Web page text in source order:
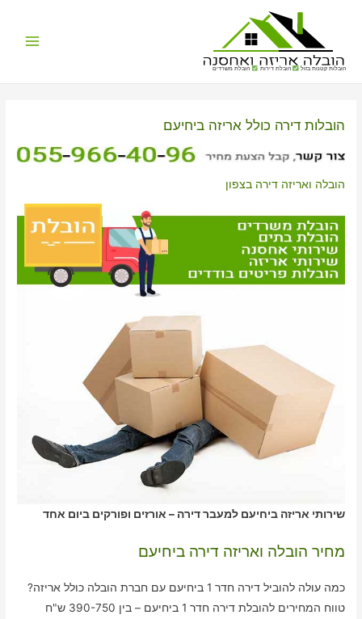
הובלות קטנות בזול הובלת דירות הובלת משרדים
הובלות דירה כולל אריזה ביחיעם
הובלה ואריזה דירה בצפון
שירותי אריזה ביחיעם למעבר דירה – אורזים ופורקים ביום אחד
מחיר הובלה ואריזה דירה ביחיעם
כמה עולה להוביל דירה חדר 1 ביחיעם עם חברת הובלה כולל אריזה?
טווח המחירים להובלת דירה חדר 1 ביחיעם – בין 390-750 ש"ח